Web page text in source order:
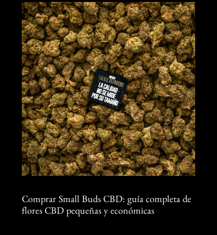
Comprar Small Buds CBD: guía completa de
flores CBD pequeñas y económicas